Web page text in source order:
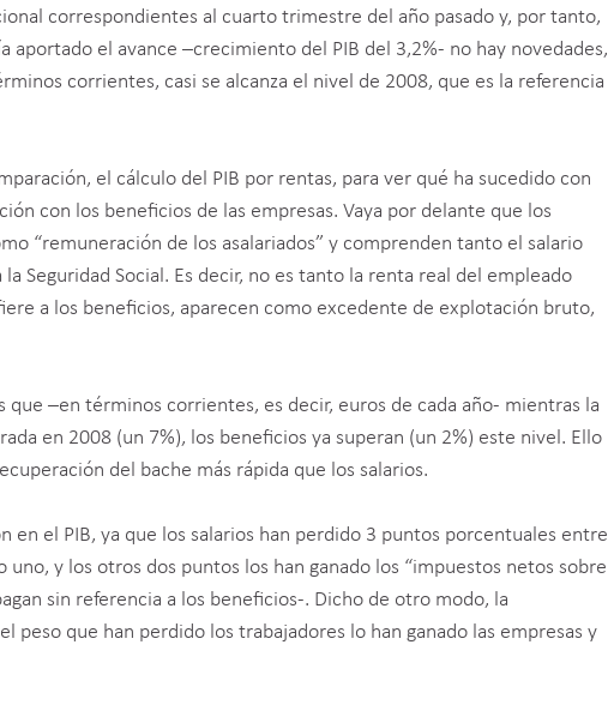
correspondientes al cuarto trimestre del año pasado y, por tanto,
aportado el avance –crecimiento del PIB del 3,2%- no hay novedades,
corrientes, casi se alcanza el nivel de 2008, que es la referencia
el cálculo del PIB por rentas, para ver qué ha sucedido con
con los beneficios de las empresas. Vaya por delante que los
“remuneración de los asalariados” y comprenden tanto el salario
Seguridad Social. Es decir, no es tanto la renta real del empleado
a los beneficios, aparecen como excedente de explotación bruto,
–en términos corrientes, es decir, euros de cada año- mientras la
en 2008 (un 7%), los beneficios ya superan (un 2%) este nivel. Ello
del bache más rápida que los salarios.
el PIB, ya que los salarios han perdido 3 puntos porcentuales entre
y los otros dos puntos los han ganado los “impuestos netos sobre
sin referencia a los beneficios-. Dicho de otro modo, la
peso que han perdido los trabajadores lo han ganado las empresas y